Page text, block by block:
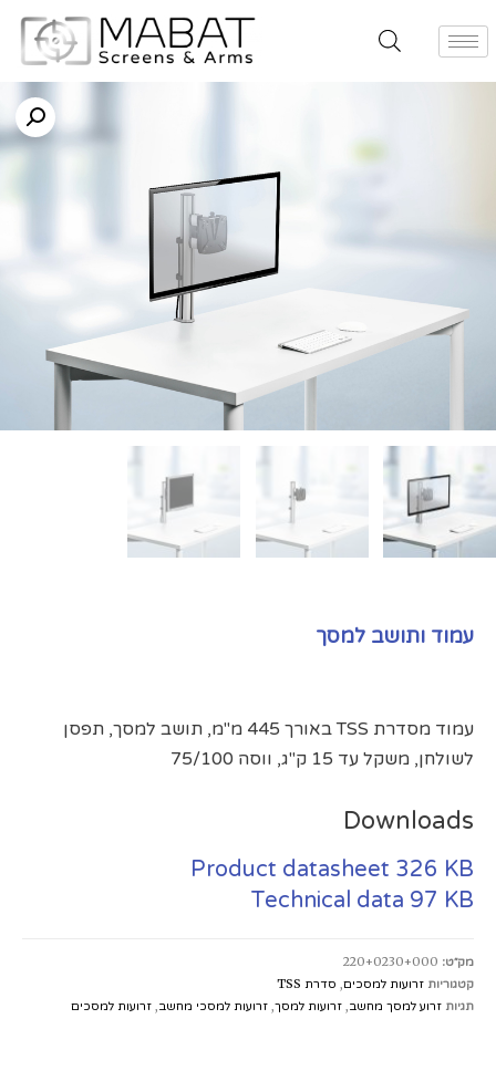
עמוד ותושב למסך
עמוד מסדרת TSS באורך 445 מ"מ, תושב למסך, תפסן
לשולחן, משקל עד 15 ק"ג, ווסה 75/100
Downloads
Product datasheet 326 KB
Technical data 97 KB
מק״ט: 220+0230+000
קטגוריות זרועות למסכים, סדרת TSS
תגיות זרוע למסך מחשב, זרועות למסך, זרועות למסכי מחשב, זרועות למסכים